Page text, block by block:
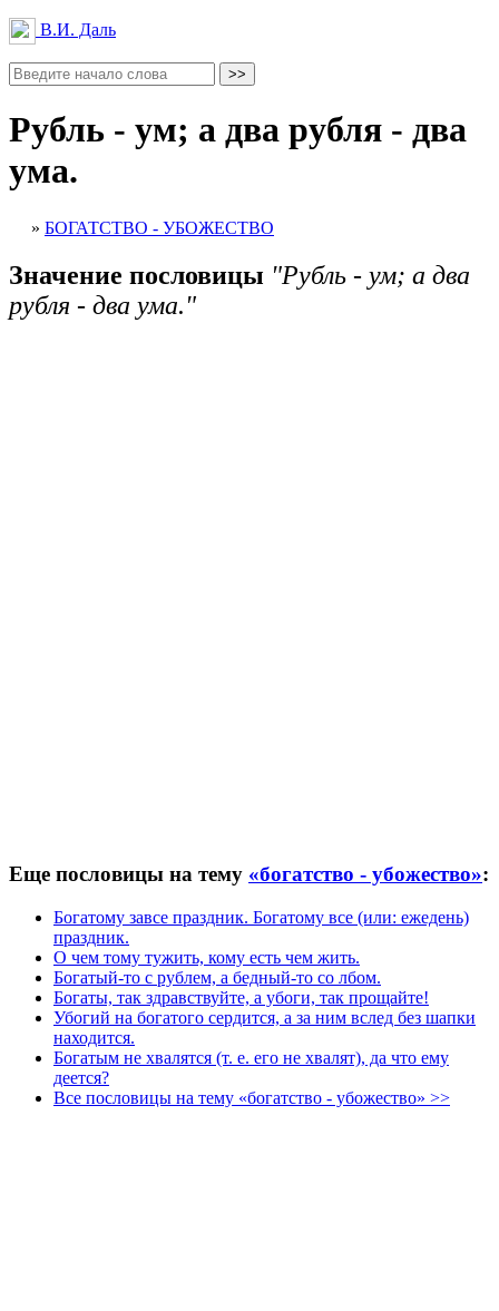
В.И. Даль
Рубль - ум; а два рубля - два
ума.
» БОГАТСТВО - УБОЖЕСТВО
Значение пословицы "Рубль - ум; а два
рубля - два ума."
Еще пословицы на тему «богатство - убожество»:
Богатому завсе праздник. Богатому все (или: ежедень)
праздник.
О чем тому тужить, кому есть чем жить.
Богатый-то с рублем, а бедный-то со лбом.
Богаты, так здравствуйте, а убоги, так прощайте!
Убогий на богатого сердится, а за ним вслед без шапки
находится.
Богатым не хвалятся (т. е. его не хвалят), да что ему
деется?
Все пословицы на тему «богатство - убожество» >>